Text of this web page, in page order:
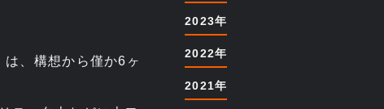
、構想から僅か6ヶ
2023年
2022年
2021年